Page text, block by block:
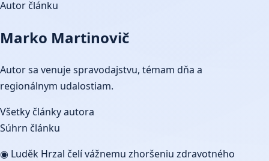
Autor článku
Marko Martinovič
Autor sa venuje spravodajstvu, témam dňa a
regionálnym udalostiam.
Všetky články autora
Súhrn článku
◉ Luděk Hrzal čelí vážnemu zhoršeniu zdravotného